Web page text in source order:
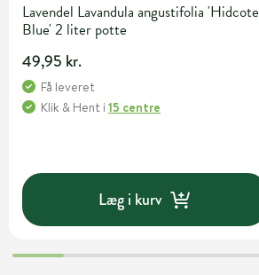
Lavendel Lavandula angustifolia 'Hidcote
Blue' 2 liter potte
49,95 kr.
Få leveret
Klik & Hent i 15 centre
Læg i kurv